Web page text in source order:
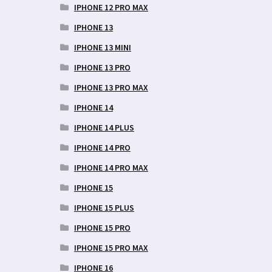
IPHONE 12 PRO MAX
IPHONE 13
IPHONE 13 MINI
IPHONE 13 PRO
IPHONE 13 PRO MAX
IPHONE 14
IPHONE 14 PLUS
IPHONE 14 PRO
IPHONE 14 PRO MAX
IPHONE 15
IPHONE 15 PLUS
IPHONE 15 PRO
IPHONE 15 PRO MAX
IPHONE 16